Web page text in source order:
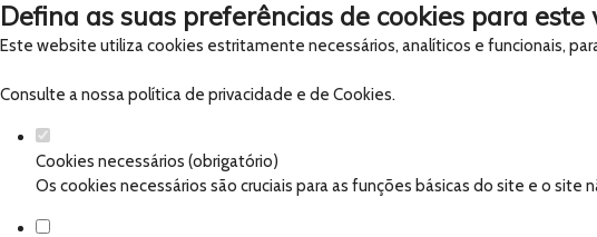
Defina as suas preferências de cookies para este
Este website utiliza cookies estritamente necessários, analíticos e funcionais,
Consulte a nossapolítica de privacidade e de Cookies.
Cookies necessários (obrigatório)
Os cookies necessários são cruciais para as funções básicas do site e o